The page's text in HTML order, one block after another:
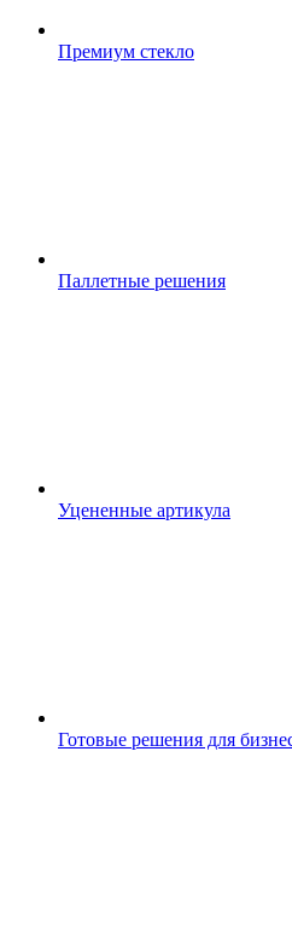
Премиум стекло
Паллетные решения
Уцененные артикула
Готовые решения для